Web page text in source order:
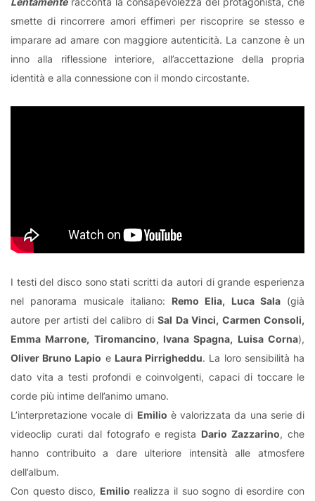
smette di rincorrere amori effimeri per riscoprire se stesso e
imparare ad amare con maggiore autenticità. La canzone è un
inno alla riflessione interiore, all’accettazione della propria
identità e alla connessione con il mondo circostante.
I testi del disco sono stati scritti da autori di grande esperienza
nel panorama musicale italiano: Remo Elia, Luca Sala(già
autore per artisti del calibro di Sal Da Vinci, Carmen Consoli,
Emma Marrone, Tiromancino, Ivana Spagna, Luisa Corna),
Oliver Bruno Lapio e Laura Pirrigheddu. La loro sensibilità ha
dato vita a testi profondi e coinvolgenti, capaci di toccare le
corde più intime dell’animo umano.
L’interpretazione vocale di Emilio è valorizzata da una serie di
videoclip curati dal fotografo e regista Dario Zazzarino, che
hanno contribuito a dare ulteriore intensità alle atmosfere
dell’album.
Con questo disco, Emilio realizza il suo sogno di esordire con